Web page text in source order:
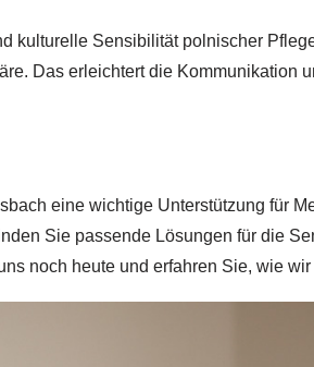
kulturelle Sensibilität polnischer
Das erleichtert die Kommunikation
eine wichtige Unterstützung für
Sie passende Lösungen für die
noch heute und erfahren Sie, wie